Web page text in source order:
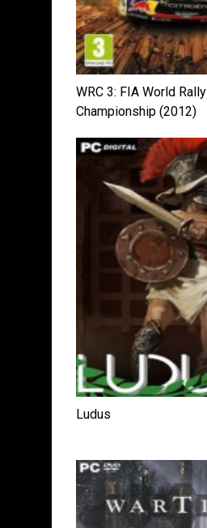
WRC 3: FIA World Rally
Championship (2012)
Ludus